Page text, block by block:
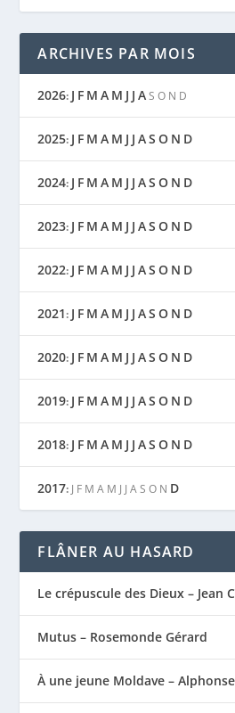
ARCHIVES PAR MOIS
2026: J F M A M J J A S O N D
2025: J F M A M J J AS O N D
2024: J F M A M J J AS O N D
2023: J F M A M J J AS O N D
2022: J F M A M J J AS O N D
2021: J F M A M J J AS O N D
2020: J F M A M J J AS O N D
2019: J F M A M J J AS O N D
2018: J F M A M J J AS O N D
2017: J F M A M J J A S O N D
FLÂNER AU HASARD
Le crépuscule des Dieux – Jean
Mutus – Rosemonde Gérard
À une jeune Moldave –